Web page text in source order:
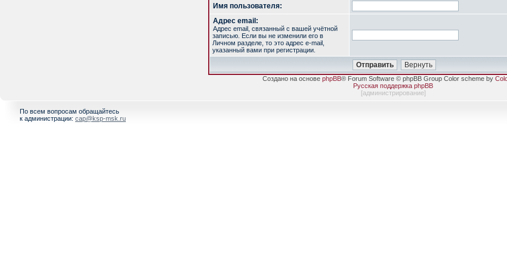
Имя пользователя:
Адрес email:
Адрес email, связанный с вашей учётной
записью. Если вы не изменили его в
Личном разделе, то это адрес e-mail,
указанный вами при регистрации.
Создано на основе phpBB® Forum Software © phpBB Group Color scheme by
Русская поддержка phpBB
[администрирование]
По всем вопросам обращайтесь
к администрации: cap@ksp-msk.ru